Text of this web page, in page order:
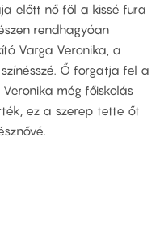
előtt nő föl a kissé fura
rendhagyóan
Varga Veronika, a
Ő forgatja fel a
még főiskolás
ez a szerep tette őt